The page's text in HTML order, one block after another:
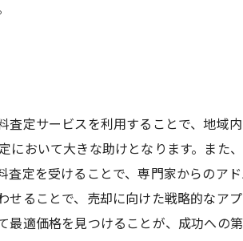
定サービスを利用することで、地域
おいて大きな助けとなります。また
定を受けることで、専門家からのア
ることで、売却に向けた戦略的なア
適価格を見つけることが、成功への第